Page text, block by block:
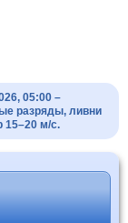
05:00 –
разряды, ливни
15–20 м/с.